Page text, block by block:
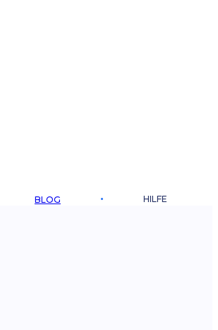
BLOG HILFE